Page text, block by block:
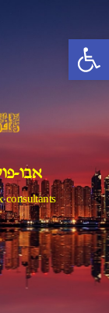
פתח סרגל נגישות
content
אבו-
consultants